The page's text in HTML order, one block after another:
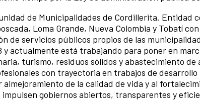
de Municipalidades de Cordillerita. Entidad
Loma Grande, Nueva Colombia y Tobatí
de servicios públicos propios de las
y actualmente está trabajando para poner en
turismo, residuos sólidos y abastecimiento de
con trayectoria en trabajos de
de la calidad de vida y al
gobiernos abiertos, transparentes y